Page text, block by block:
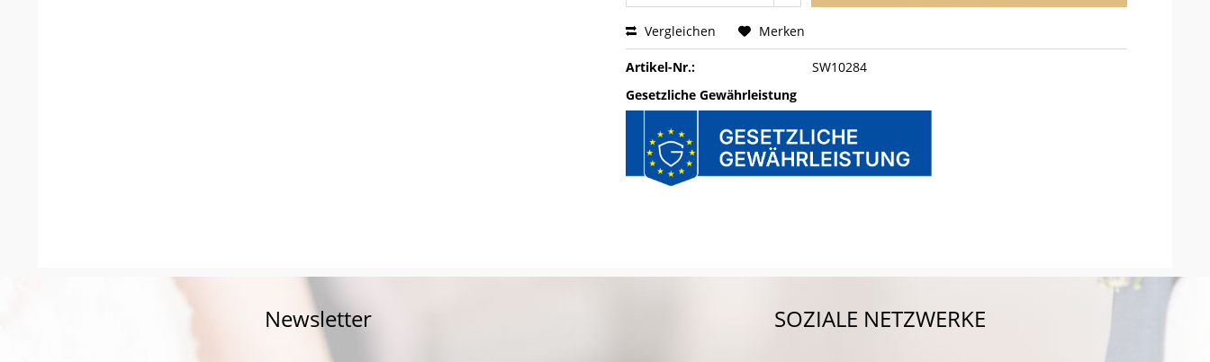
Vergleichen Merken
Artikel-Nr.:
SW10284
Gesetzliche Gewährleistung
Newsletter SOZIALE NETZWERKE